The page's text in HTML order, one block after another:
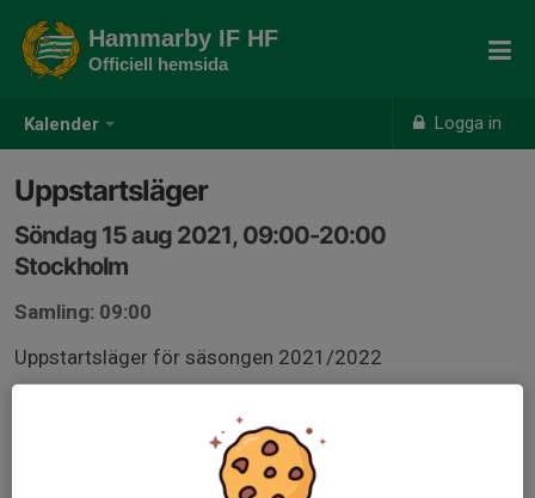
Kalender Logga in
Hammarby IF HF
Officiell hemsida
Uppstartsläger
Söndag 15 aug 2021, 09:00-20:00
Stockholm
Samling: 09:00
Uppstartsläger för säsongen 2021/2022